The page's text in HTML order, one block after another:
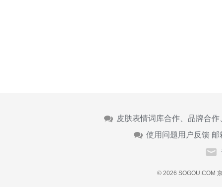
皮肤表情词库合作、品牌合
使用问题用户反馈 邮
© 2026 SOGOU.COM